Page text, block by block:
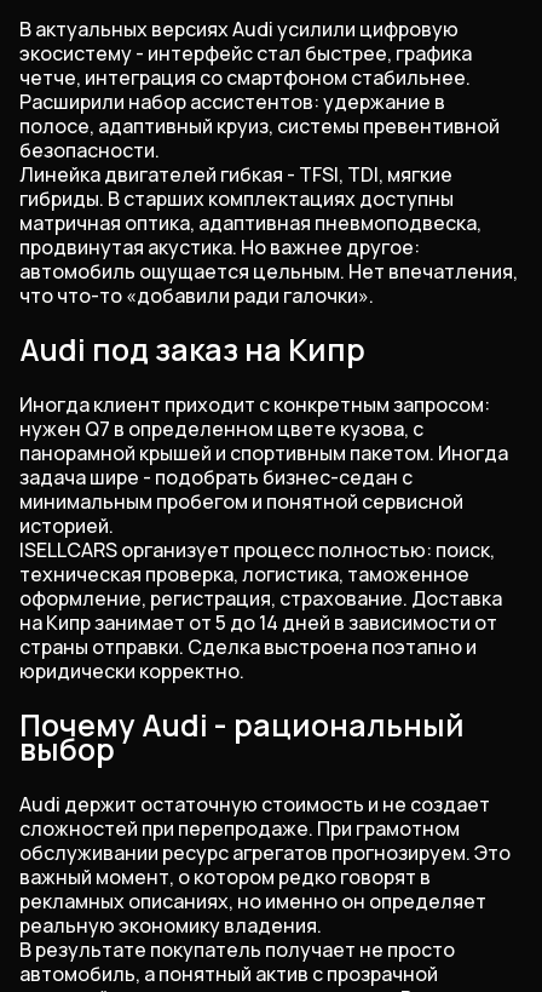
В актуальных версиях Audi усилили цифровую
экосистему - интерфейс стал быстрее, графика
четче, интеграция со смартфоном стабильнее.
Расширили набор ассистентов: удержание в
полосе, адаптивный круиз, системы превентивной
безопасности.
Линейка двигателей гибкая - TFSI, TDI, мягкие
гибриды. В старших комплектациях доступны
матричная оптика, адаптивная пневмоподвеска,
продвинутая акустика. Но важнее другое:
автомобиль ощущается цельным. Нет впечатления,
что что-то «добавили ради галочки».
Audi под заказ на Кипр
Иногда клиент приходит с конкретным запросом:
нужен Q7 в определенном цвете кузова, с
панорамной крышей и спортивным пакетом. Иногда
задача шире - подобрать бизнес-седан с
минимальным пробегом и понятной сервисной
историей.
ISELLCARS организует процесс полностью: поиск,
техническая проверка, логистика, таможенное
оформление, регистрация, страхование. Доставка
на Кипр занимает от 5 до 14 дней в зависимости от
страны отправки. Сделка выстроена поэтапно и
юридически корректно.
Почему Audi - рациональный
выбор
Audi держит остаточную стоимость и не создает
сложностей при перепродаже. При грамотном
обслуживании ресурс агрегатов прогнозируем. Это
важный момент, о котором редко говорят в
рекламных описаниях, но именно он определяет
реальную экономику владения.
В результате покупатель получает не просто
автомобиль, а понятный актив с прозрачной